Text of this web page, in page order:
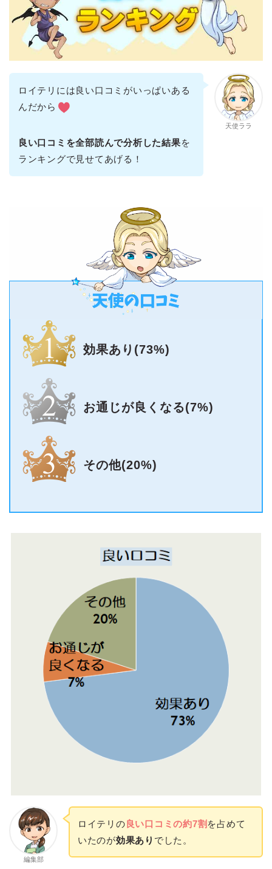
天使ララ
ロイテリには良い口コミがいっぱいある
んだから
良い口コミを全部読んで分析した結果を
ランキングで見せてあげる！
効果あり(73%)
お通じが良くなる(7%)
その他(20%)
編集部
ロイテリの良い口コミの約7割 を占めて
いたのが効果あり でした。